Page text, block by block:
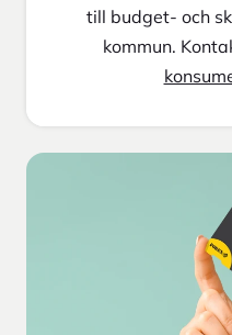
till budget- och
kommun.